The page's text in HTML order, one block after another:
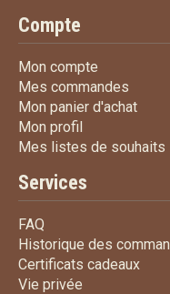
Compte
Mon compte
Mes commandes
Mon panier d'achatMon
Mon profil
Mes listes de souhaits
Services
FAQ
Historique des
Certificats cadeaux
Vie privée